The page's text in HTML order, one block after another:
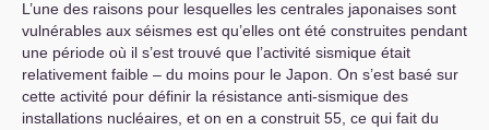
L’une des raisons pour lesquelles les centrales japonaises sont
vulnérables aux séismes est qu’elles ont été construites pendant
une période où il s’est trouvé que l’activité sismique était
relativement faible – du moins pour le Japon. On s’est basé sur
cette activité pour définir la résistance anti-sismique des
installations nucléaires, et on en a construit 55, ce qui fait du